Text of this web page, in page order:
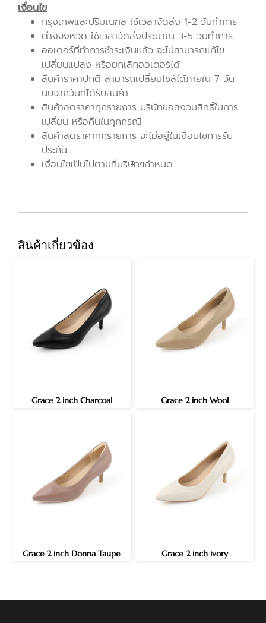
เงื่อนไข
กรุงเทพและปริมณฑล ใช้เวลาจัดส่ง 1-2 วันทำการ
ต่างจังหวัด ใช้เวลาจัดส่งประมาณ 3-5 วันทำการ
ออเดอร์ที่ทำการชำระเงินแล้ว จะไม่สามารถแก้ไข
เปลี่ยนแปลง หรือยกเลิกออเดอร์ได้
สินค้าราคาปกติ สามารถเปลี่ยนไซส์ได้ภายใน 7 วัน
นับจากวันที่ได้รับสินค้า
สินค้าลดราคาทุกรายการ บริษัทขอสงวนสิทธิ์ในการ
เปลี่ยน หรือคืนในทุกกรณี
สินค้าลดราคาทุกรายการ จะไม่อยู่ในเงื่อนไขการรับ
ประกัน
เงื่อนไขเป็นไปตามที่บริษัทฯกำหนด
สินค้าเกี่ยวข้อง
Grace 2 inch Charcoal Grace 2 inch Wool
Grace 2 inch Donna Taupe Grace 2 inch ivory